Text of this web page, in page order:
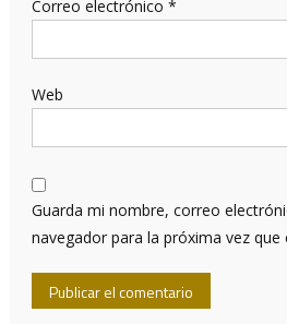
Correo electrónico *
Web
Guarda mi nombre, correo
navegador para la próxima vez que